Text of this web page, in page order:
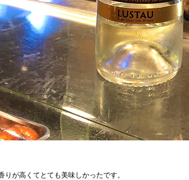
りが高くてとても美味しかったです。